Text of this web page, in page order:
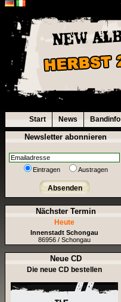
Start News Bandinfo
Newsletter abonnieren
Eintragen Austragen
Absenden
Nächster Termin
Heute
Innenstadt Schongau
86956 / Schongau
Neue CD
Die neue CD bestellen